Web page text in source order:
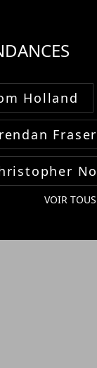
Holland
Fraser
VOIR